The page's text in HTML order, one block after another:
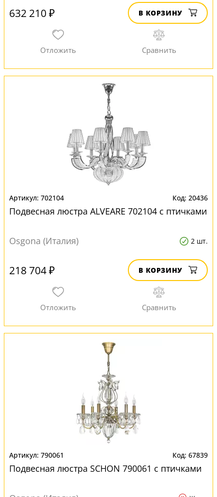
632 210 ₽ В КОРЗИНУ
702104 20436
Подвесная люстра ALVEARE 702104 с птичками
Osgona (Италия) 2 шт.
218 704 ₽ В КОРЗИНУ
790061 67839
Подвесная люстра SCHON 790061 с птичками